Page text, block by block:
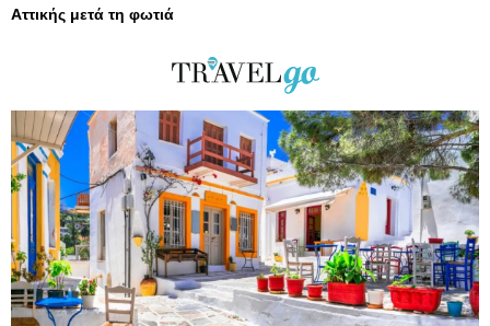
Αττικής μετά τη φωτιά